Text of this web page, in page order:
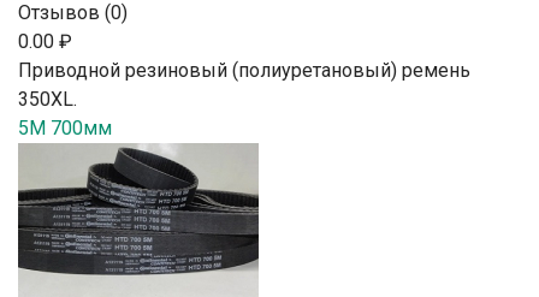
Отзывов (0)
0.00 ₽
Приводной резиновый (полиуретановый) ремень
350XL.
5M 700мм